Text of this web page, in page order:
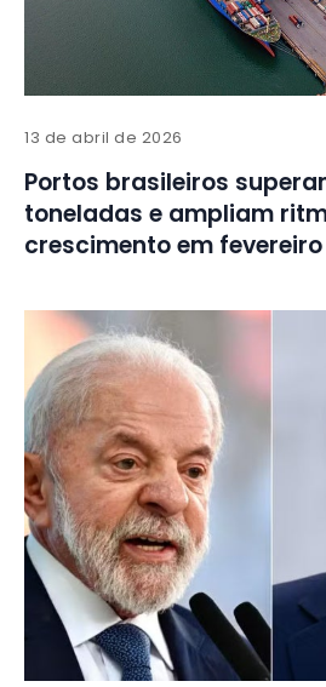
13 de abril de 2026
Portos brasileiros
toneladas e ampliam
crescimento em fevereiro